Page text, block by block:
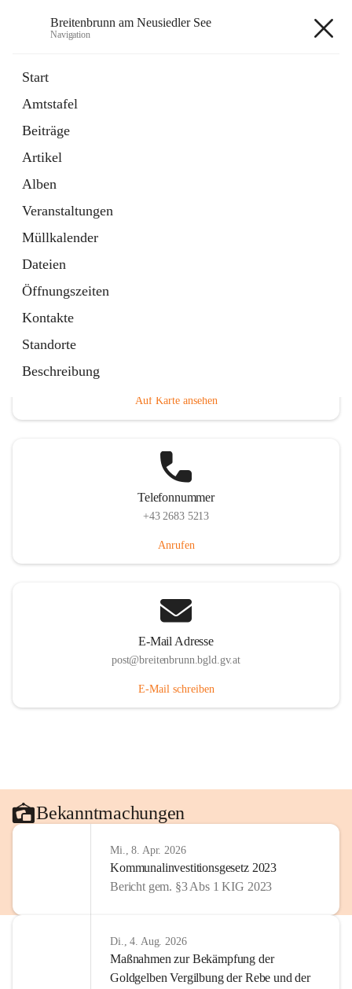
Breitenbrunn am Neusiedler See
Navigation
Start
Amtstafel
Beiträge
Artikel
Alben
Veranstaltungen
Müllkalender
Dateien
Öffnungszeiten
Kontakte
Standorte
Beschreibung
18 Schnellzugriffe
Gemeindeservice
Auf Karte ansehen
Telefonnummer
+43 2683 5213
Anrufen
E-Mail Adresse
post@breitenbrunn.bgld.gv.at
E-Mail schreiben
Bekanntmachungen
Mi., 8. Apr. 2026
Kommunalinvestitionsgesetz 2023
Bericht gem. §3 Abs 1 KIG 2023
Di., 4. Aug. 2026
Maßnahmen zur Bekämpfung der
Goldgelben Vergilbung der Rebe und der